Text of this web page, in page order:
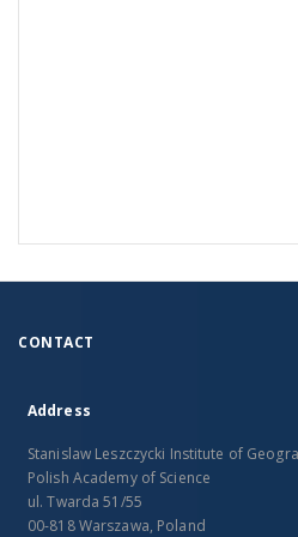
CONTACT
Address
Stanislaw Leszczycki Institute of
Polish Academy of Science
ul. Twarda 51/55
00-818 Warszawa, Poland